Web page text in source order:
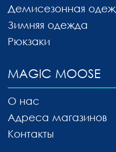
MAGIC MOOSE
О нас
Адреса магазинов
Контакты
Демисезонная
Зимняя одежда
Рюкзаки